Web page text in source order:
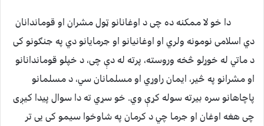
دا خو لا ممکنه ده چی د اوغانانو ټول مشران او قوماندانان
دي اسلامی نومونه ولري او اوغانیانو او جرمایانو دي په جنګونو کی
د ماتي له خوړلو څخه وروسته، پرته له دې چی، د خپلو قوماندانانو
او مشرانو په څیر، ایمان راوړي او مسلمانان سي، د مسلمانو
پاچاهانو سره بیرته سوله کړې وي. خو سړي ته دا سوال پیدا کیږی
چی هغه اوغان او جرما چي د کرمان په شاوخوا سیمو کی یی تر